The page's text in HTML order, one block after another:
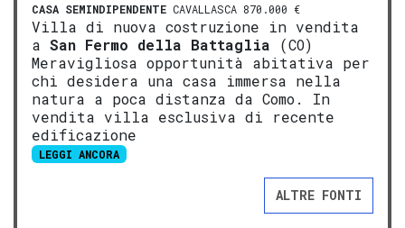
CASA SEMINDIPENDENTE CAVALLASCA 870.000 €
Villa di nuova costruzione in vendita
a San Fermo della Battaglia (CO)
Meravigliosa opportunità abitativa per
chi desidera una casa immersa nella
natura a poca distanza da Como. In
vendita villa esclusiva di recente
edificazione
LEGGI ANCORA
ALTRE FONTI